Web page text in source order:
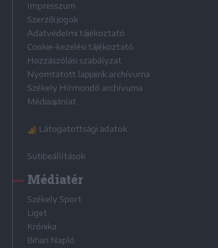
Impresszum
Szerzői jogok
Adatvédelmi tájékoztató
Cookie-kezelési tájékoztató
Hozzászólási szabályzat
Nyomtatott lapjaink archívuma
Székely Hírmondó archívuma
Médiaajánlat
Látogatottsági adatok
Sütibeállítások
Médiatér
Székely Sport
Liget
Krónika
Bihari Napló